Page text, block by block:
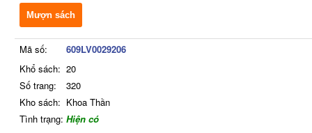
Mượn sách
Mã số:
609LV0029206
Khổ sách: 20
Số trang:
320
Kho sách: Khoa Thần
Tình trạng: Hiện có